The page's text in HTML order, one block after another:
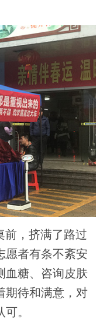
前，挤满了路过
愿者有条不紊安
血糖、咨询皮肤
期待和满意，对
。